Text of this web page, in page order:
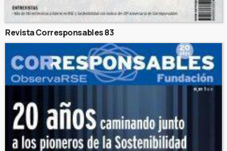
Revista Corresponsables 83